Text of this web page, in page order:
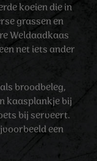
koeien die in
grassen en
Weldaadkaas
net iets ander
broodbeleg,
kaasplankje bij
bij serveert.
een